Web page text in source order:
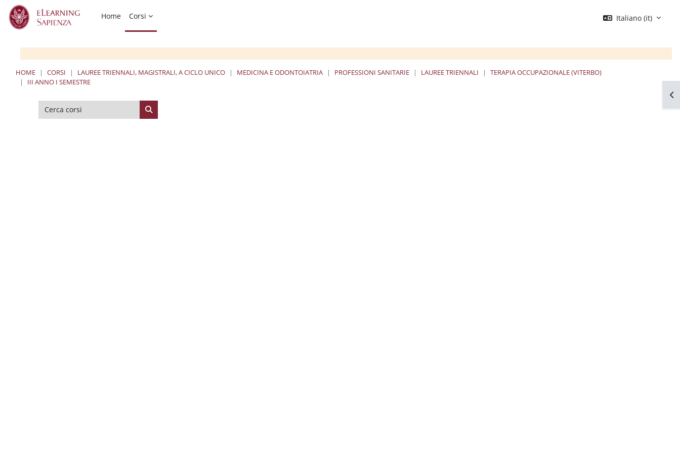
Vai al contenuto principale
Home
Corsi Italiano ‎(it)‎
HOME CORSI LAUREE TRIENNALI, MAGISTRALI, A CICLO UNICO MEDICINA E ODONTOIATRIA PROFESSIONI SANITARIE LAUREE TRIENNALI
TERAPIA OCCUPAZIONALE (VITERBO)
III ANNO I SEMESTRE
Cerca corsi
Cerca corsi